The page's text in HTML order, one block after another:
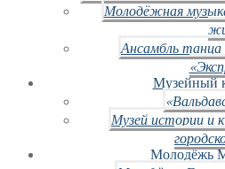
Молодёжная
Ансамбль
Музейный
Музей истории и
Молодёжь